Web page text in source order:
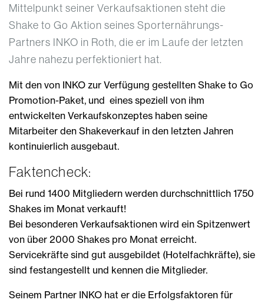
Mittelpunkt seiner Verkaufsaktionen steht die
Shake to Go Aktion seines Sporternährungs-
Partners INKO in Roth, die er im Laufe der letzten
Jahre nahezu perfektioniert hat.
Mit den von INKO zur Verfügung gestellten Shake to Go
Promotion-Paket, und eines speziell von ihm
entwickelten Verkaufskonzeptes haben seine
Mitarbeiter den Shakeverkauf in den letzten Jahren
kontinuierlich ausgebaut.
Faktencheck:
Bei rund 1400 Mitgliedern werden durchschnittlich 1750
Shakes im Monat verkauft!
Bei besonderen Verkaufsaktionen wird ein Spitzenwert
von über 2000 Shakes pro Monat erreicht.
Servicekräfte sind gut ausgebildet (Hotelfachkräfte), sie
sind festangestellt und kennen die Mitglieder.
Seinem Partner INKO hat er die Erfolgsfaktoren für